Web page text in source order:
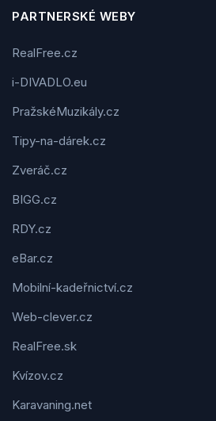
PARTNERSKÉ WEBY
RealFree.cz
i-DIVADLO.eu
PražskéMuzikály.cz
Tipy-na-dárek.cz
Zveráč.cz
BIGG.cz
RDY.cz
eBar.cz
Mobilní-kadeřnictví.cz
Web-clever.cz
RealFree.sk
Kvízov.cz
Karavaning.net